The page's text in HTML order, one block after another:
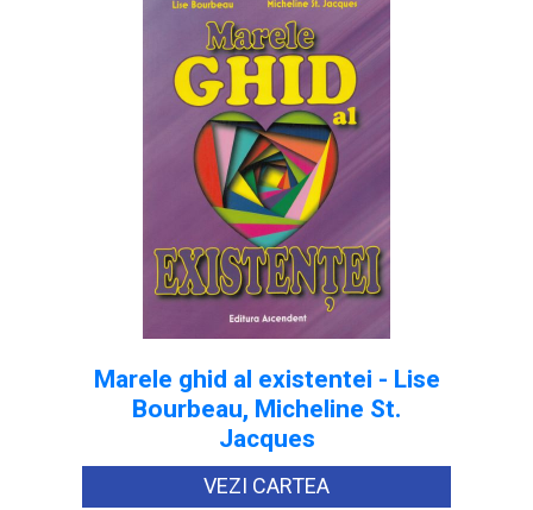
Marele ghid al existentei - Lise
Bourbeau, Micheline St.
Jacques
VEZI CARTEA